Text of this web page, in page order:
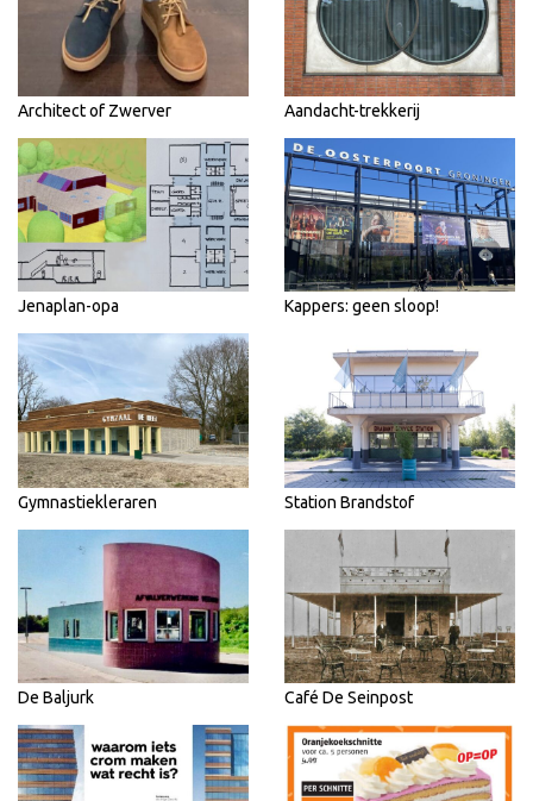
Architect of Zwerver Aandacht-trekkerij
Jenaplan-opa Kappers: geen sloop!
Gymnastiekleraren Station Brandstof
De Baljurk Café De Seinpost